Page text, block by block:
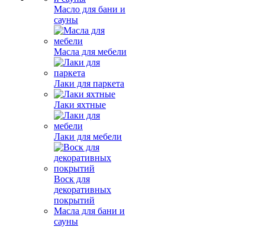
Масло для бани и
сауны
Масла для мебели
Лаки для паркета
Лаки яхтные
Лаки для мебели
Воск для
декоративных
покрытий
Масла для бани и
сауны